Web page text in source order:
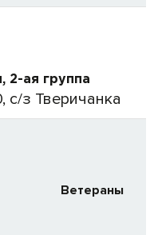
2-ая группа
с/з Тверичанка
Ветераны